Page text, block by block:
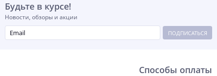
Будьте в курсе!
Новости, обзоры и акции
ПОДПИСАТЬСЯ
Способы оплаты